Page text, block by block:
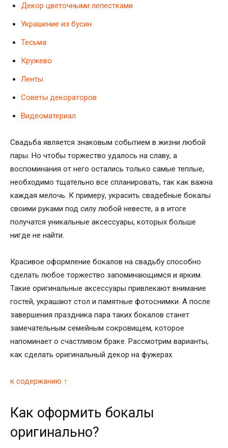
Декор цветочными лепестками
Украшение из бусин
Тесьма
Кружево
Ленты
Советы декораторов
Видеоматериал
Свадьба является знаковым событием в жизни любой
пары. Но чтобы торжество удалось на славу, а
воспоминания от него остались только самые теплые,
необходимо тщательно все спланировать, так как важна
каждая мелочь. К примеру, украсить свадебные бокалы
своими руками под силу любой невесте, а в итоге
получатся уникальные аксессуары, которых больше
нигде не найти.
Красивое оформление бокалов на свадьбу способно
сделать любое торжество запоминающимся и ярким.
Такие оригинальные аксессуары привлекают внимание
гостей, украшают стол и памятные фотоснимки. А после
завершения праздника пара таких бокалов станет
замечательным семейным сокровищем, которое
напоминает о счастливом браке. Рассмотрим варианты,
как сделать оригинальный декор на фужерах.
к содержанию ↑
Как оформить бокалы
оригинально?